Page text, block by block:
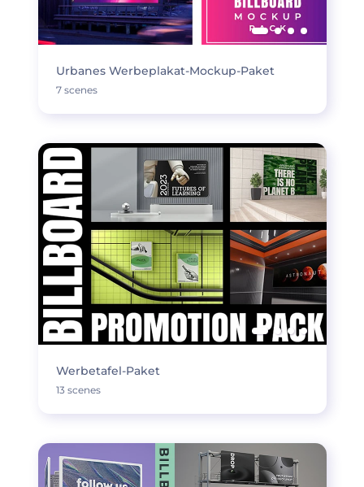
Urbanes Werbeplakat-Mockup-Paket
7 scenes
Werbetafel-Paket
13 scenes